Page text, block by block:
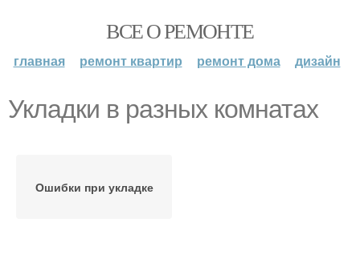
ВСЕ О РЕМОНТЕ
главная ремонт квартир ремонт дома дизайн
Укладки в разных комнатах
Ошибки при укладке